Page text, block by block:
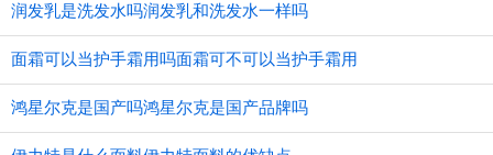
润发乳是洗发水吗润发乳和洗发水一样吗
面霜可以当护手霜用吗面霜可不可以当护手霜用
鸿星尔克是国产吗鸿星尔克是国产品牌吗